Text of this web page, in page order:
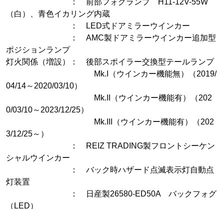
（白）、青色イカリング内蔵
： LED式ドアミラーウインカー
： AMC製ドアミラーウインカー追加型
ポジションランプ
灯火関係（増設）： 後部スポイラー交換型テールランプ
Mk.I（ウインカー機能無）（2019/
04/14～2020/03/10）
Mk.II（ウインカー機能有）（202
0/03/10～2023/12/25）
Mk.III（ウインカー機能有）（202
3/12/25～）
： REIZ TRADING製フロントシーケン
シャルウインカー
： バック時ハザード点滅表示灯自動点
灯装置
： 日産製26580-ED50A バックフォグ
（LED）